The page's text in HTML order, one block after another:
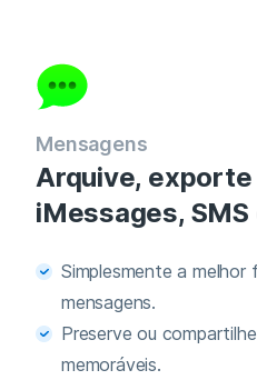
Mensagens
Arquive, exporte
iMessages,
Simplesmente a melhor
mensagens.
Preserve ou
memoráveis.